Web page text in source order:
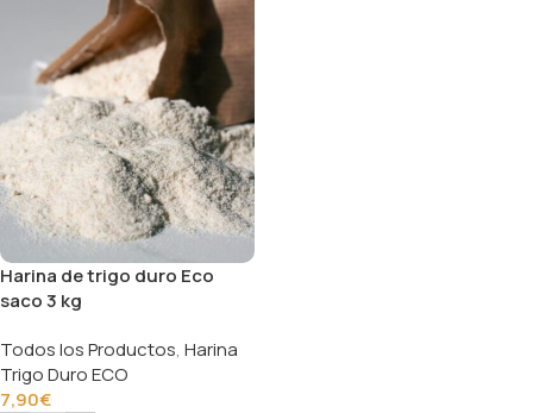
Harina de trigo duro Eco
saco 3 kg
Todos los Productos, Harina
Trigo Duro ECO
7,90€